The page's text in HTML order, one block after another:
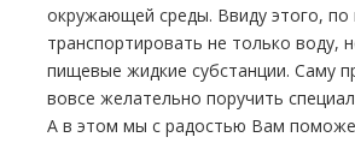
окружающей среды. Ввиду этого,
транспортировать не только воду,
пищевые жидкие субстанции. Саму
вовсе желательно поручить
А в этом мы с радостью Вам